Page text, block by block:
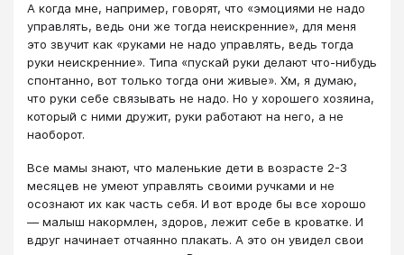
А когда мне, например, говорят, что «эмоциями не надо
управлять, ведь они же тогда неискренние», для меня
это звучит как «руками не надо управлять, ведь тогда
руки неискренние». Типа «пускай руки делают что-нибудь
спонтанно, вот только тогда они живые». Хм, я думаю,
что руки себе связывать не надо. Но у хорошего хозяина,
который с ними дружит, руки работают на него, а не
наоборот.
Все мамы знают, что маленькие дети в возрасте 2-3
месяцев не умеют управлять своими ручками и не
осознают их как часть себя. И вот вроде бы все хорошо
— малыш накормлен, здоров, лежит себе в кроватке. И
вдруг начинает отчаянно плакать. А это он увидел свои